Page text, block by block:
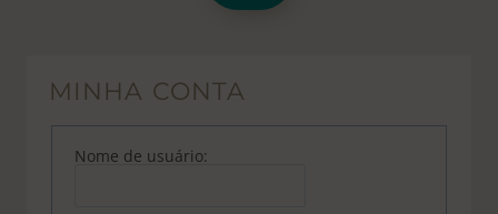
MINHA CONTA
Nome de usuário: